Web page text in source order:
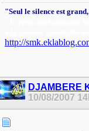
"Seul le silence est
http://
DJAMBERE
10/08/2007